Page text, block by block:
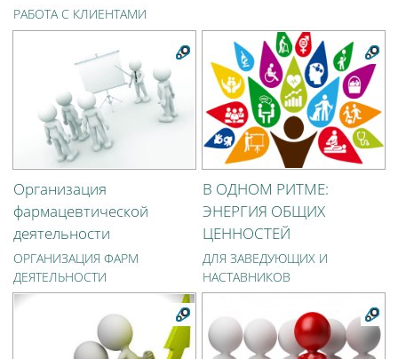
РАБОТА С КЛИЕНТАМИ
Организация
фармацевтической
деятельности
ОРГАНИЗАЦИЯ ФАРМ
ДЕЯТЕЛЬНОСТИ
В ОДНОМ РИТМЕ:
ЭНЕРГИЯ ОБЩИХ
ЦЕННОСТЕЙ
ДЛЯ ЗАВЕДУЮЩИХ И
НАСТАВНИКОВ